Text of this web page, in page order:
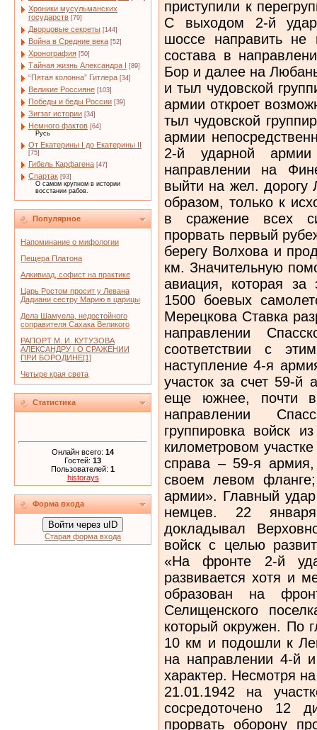
Хроники мусульманских
государств [79]
Дворцовые секреты [144]
Война в Средние века [52]
Хронография [50]
Тайная жизнь Александра I [89]
“Пятая колонна” Гитлера [34]
Великие Россияне [103]
Победы и беды России [39]
Зигзаг истории [34]
Немного фактов [64]
Русь
От Екатерины I до Екатерины II
[75]
Гибель Карфагена [47]
Спартак [93]
О самом крупном в истории
восстании рабов.
Популярное
Напоминание о мифологии
Пещера Платона
Алкивиад, софист на практике
Царь Ростом просит у Левана
Дадиани сестру Марию в царицы
Дела Шамуела, недостойного
соправителя Сахака Великого
РАПОРТ М. И. КУТУЗОВА
АЛЕКСАНДРУ I О СРАЖЕНИИ
ПРИ БОРОДИНЕ[1]
Четыре края света
Статистика
Онлайн всего: 14
Гостей: 13
Пользователей: 1
historays
Форма входа
Войти через uID
Старая форма входа
приступили к
С выходом 2-й
шоссе направить не
состава в
Бор и далее на
и тыл чудовской
армии откроет
тыл чудовской
армии
2-й ударной
направлении на
выйти на жел. дорогу
образом, только к
в сражение всех
прорвать первый
берегу Волхова и
км. Значительную
авиация, которая
1500 боевых
Мерецкова Ставка
направлении
соответствии с
наступление 4-я
участок за счет 59-й
еще южнее, почти
направлении
группировка войск
километровом
справа – 59-я
своем левом
армии». Главный
немцев. 22
докладывал
войск с целью
«На фронте 2-й
развивается хотя и
образован на
Селищенского
который окружен. По
10 км и подошли к
на направлении 4-й
характер. Несмотря
21.01.1942 на
сосредоточено 12
прорвать оборону